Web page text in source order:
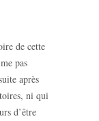
de cette
pas
après
ni qui
d’être